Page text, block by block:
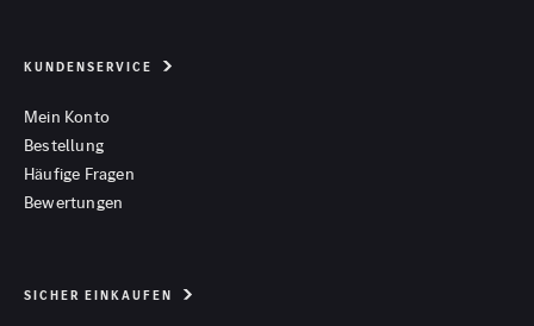
KUNDENSERVICE
Mein Konto
Bestellung
Häufige Fragen
Bewertungen
SICHER EINKAUFEN